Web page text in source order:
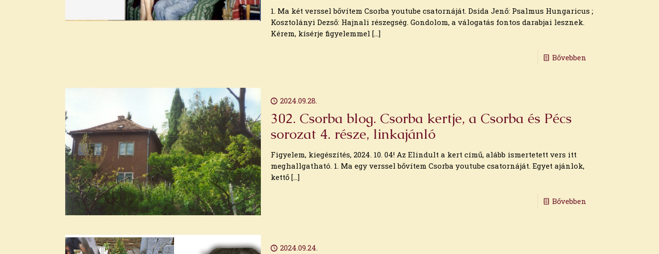
1. Ma két verssel bővítem Csorba youtube csatornáját. Dsida Jenő: Psalmus Hungaricus ;
Kosztolányi Dezső: Hajnali részegség. Gondolom, a válogatás fontos darabjai lesznek.
Kérem, kísérje figyelemmel […]
Bővebben
2024.09.28.
302. Csorba blog. Csorba kertje, a Csorba és Pécs
sorozat 4. része, linkajánló
Figyelem, kiegészítés, 2024. 10. 04! Az Elindult a kert című, alább ismertetett vers itt
meghallgatható. 1. Ma egy verssel bővítem Csorba youtube csatornáját. Egyet ajánlok,
kettő[…]
Bővebben
2024.09.24.
2026. január
2025. július
2025. május
2025. április
2025. március
2025. február
2025. január
2024. december
2024. november
2024. október
2024. szeptember
2024. augusztus
2024. június
2024. május